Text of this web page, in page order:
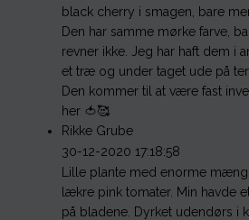
black cherry i smagen, bare
Den har samme mørke farve,
revner ikke. Jeg har haft dem i
et træ og under taget ude på
Den kommer til at være fast
her 🍅🥰
Rikke Grube
30-12-2020 17:18:58
Lille plante med enorme
lækre pink tomater. Min havde
på bladene. Dyrket udendørs i